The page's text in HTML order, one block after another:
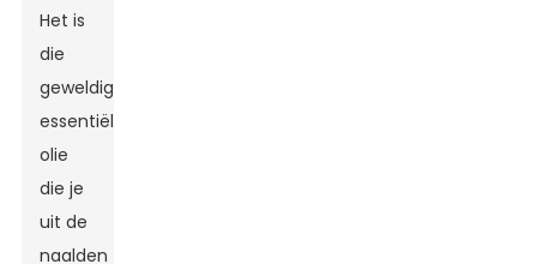
Het is
die
geweldige
essentiële
olie
die je
uit de
naalden